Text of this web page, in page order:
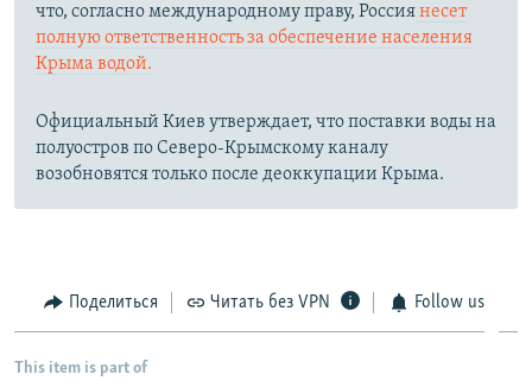
что, согласно международному праву, Россиянесет
полную ответственность за обеспечение населения
Крыма водой.
Официальный Киев утверждает, что поставки воды на
полуостров по Северо-Крымскому каналу
возобновятся только после деоккупации Крыма.
Поделиться Читать без VPN Follow us
This item is part of